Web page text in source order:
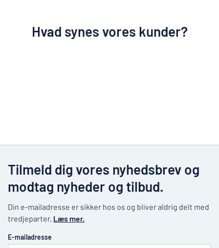
Hvad synes vores kunder?
Tilmeld dig vores nyhedsbrev og
modtag nyheder og tilbud.
Din e-mailadresse er sikker hos os og bliver aldrig delt med
tredjeparter. Læs mer.
E-mailadresse